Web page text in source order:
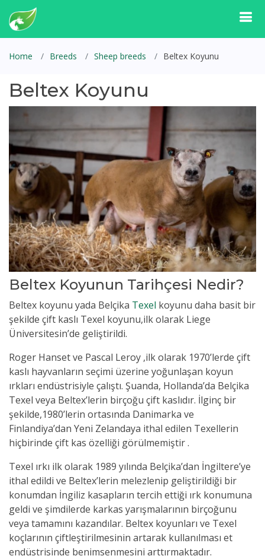
Home Breeds Sheep breeds Beltex Koyunu
Beltex Koyunu
Beltex Koyunun Tarihçesi Nedir?
Beltex koyunu yada Belçika Texel koyunu daha basit bir
şekilde çift kaslı Texel koyunu,ilk olarak Liege
Üniversitesin’de geliştirildi.
Roger Hanset ve Pascal Leroy ,ilk olarak 1970’lerde çift
kaslı hayvanların seçimi üzerine yoğunlaşan koyun
ırkları endüstrisiyle çalıştı. Şuanda, Hollanda’da Belçika
Texel veya Beltex’lerin birçoğu çift kaslıdır. İlginç bir
şekilde,1980’lerin ortasında Danimarka ve
Finlandiya’dan Yeni Zelandaya ithal edilen Texellerin
hiçbirinde çift kas özelliği görülmemiştir .
Texel ırkı ilk olarak 1989 yılında Belçika’dan İngiltere’ye
ithal edildi ve Beltex’lerin melezlenip geliştirildiği bir
konumdan İngiliz kasapların tercih ettiği ırk konumuna
geldi ve şimdilerde karkas yarışmalarının birçoğunu
veya tamamını kazandılar. Beltex koyunları ve Texel
koçlarının çiftleştirilmesinin artarak kullanılması et
endüstrisinde benimsenmesini arttırmaktadır.